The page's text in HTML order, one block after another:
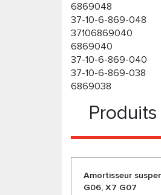
6869048
37-10-6-869-048
37106869040
6869040
37-10-6-869-040
37-10-6-869-038
6869038
Amortisseur
G06, X7 G07